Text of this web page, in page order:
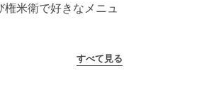
権米衛で好きなメニュ
すべて見る